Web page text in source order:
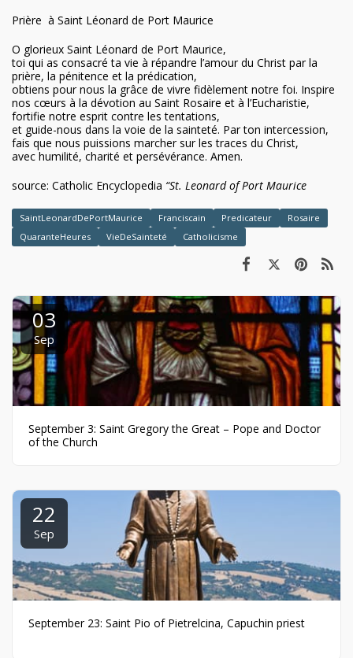
Prière à Saint Léonard de Port Maurice
O glorieux Saint Léonard de Port Maurice,
toi qui as consacré ta vie à répandre l’amour du Christ par la
prière, la pénitence et la prédication,
obtiens pour nous la grâce de vivre fidèlement notre foi. Inspire
nos cœurs à la dévotion au Saint Rosaire et à l’Eucharistie,
fortifie notre esprit contre les tentations,
et guide-nous dans la voie de la sainteté. Par ton intercession,
fais que nous puissions marcher sur les traces du Christ,
avec humilité, charité et persévérance. Amen.
source: Catholic Encyclopedia “St. Leonard of Port Maurice
SaintLeonardDePortMaurice Franciscain Predicateur
Rosaire
QuaranteHeures
VieDeSainteté Catholicisme
03
Sep
September 3: Saint Gregory the Great – Pope and Doctor
of the Church
22
Sep
September 23: Saint Pio of Pietrelcina, Capuchin priest